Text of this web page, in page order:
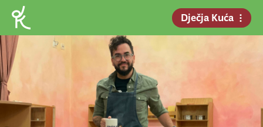
Dječja Kuća